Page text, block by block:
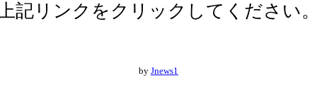
記リンクをクリックしてください
by Jnews1